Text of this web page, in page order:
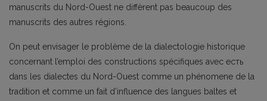
manuscrits du Nord-Ouest ne diffèrent pas beaucoup des
manuscrits des autres régions.
On peut envisager le problème de la dialectologie historique
concernant l’emploi des constructions spécifiques avec ecть
dans les dialectes du Nord-Ouest comme un phénomene de la
tradition et comme un fait d’influence des langues baltes et